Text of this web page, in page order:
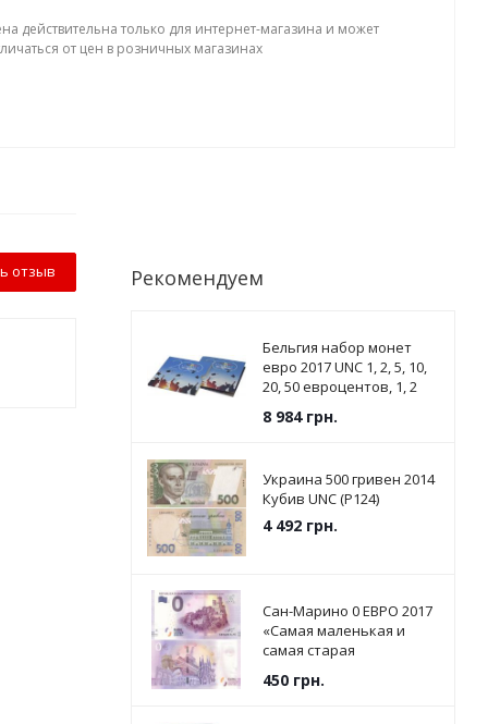
действительна только для интернет-магазина и может
от цен в розничных магазинах
отзыв Рекомендуем
Бельгия набор монет
евро 2017 UNC 1, 2, 5, 10,
20, 50 евроцентов, 1, 2
упаковке
8 984грн.
Украина 500 гривен 2014
Кубив UNC (P124)
4 492грн.
Сан-Марино 0 ЕВРО 2017
«Самая маленькая и
самая старая
450грн.